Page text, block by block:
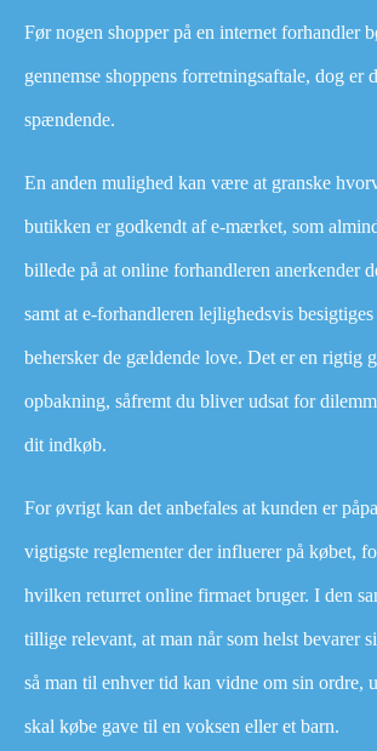
Før nogen shopper på en internet forhandler
gennemse shoppens forretningsaftale, dog er
spændende.
En anden mulighed kan være at granske
butikken er godkendt af e-mærket, som
billede på at online forhandleren anerkender
samt at e-forhandleren lejlighedsvis
behersker de gældende love. Det er en rigtig
opbakning, såfremt du bliver udsat for
dit indkøb.
For øvrigt kan det anbefales at kunden er
vigtigste reglementer der influerer på købet,
hvilken returret online firmaet bruger. I den
tillige relevant, at man når som helst bevarer
så man til enhver tid kan vidne om sin ordre,
skal købe gave til en voksen eller et barn.